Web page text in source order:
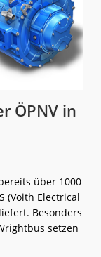
ÖPNV in
über 1000
(Voith Electrical
Besonders
setzen